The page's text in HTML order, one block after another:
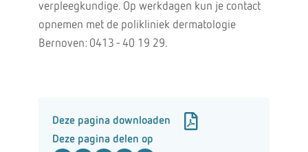
verpleegkundige. Op werkdagen kun je contact
opnemen met de polikliniek dermatologie
Bernoven: 0413 - 40 19 29.
Deze pagina downloaden
Deze pagina delen op